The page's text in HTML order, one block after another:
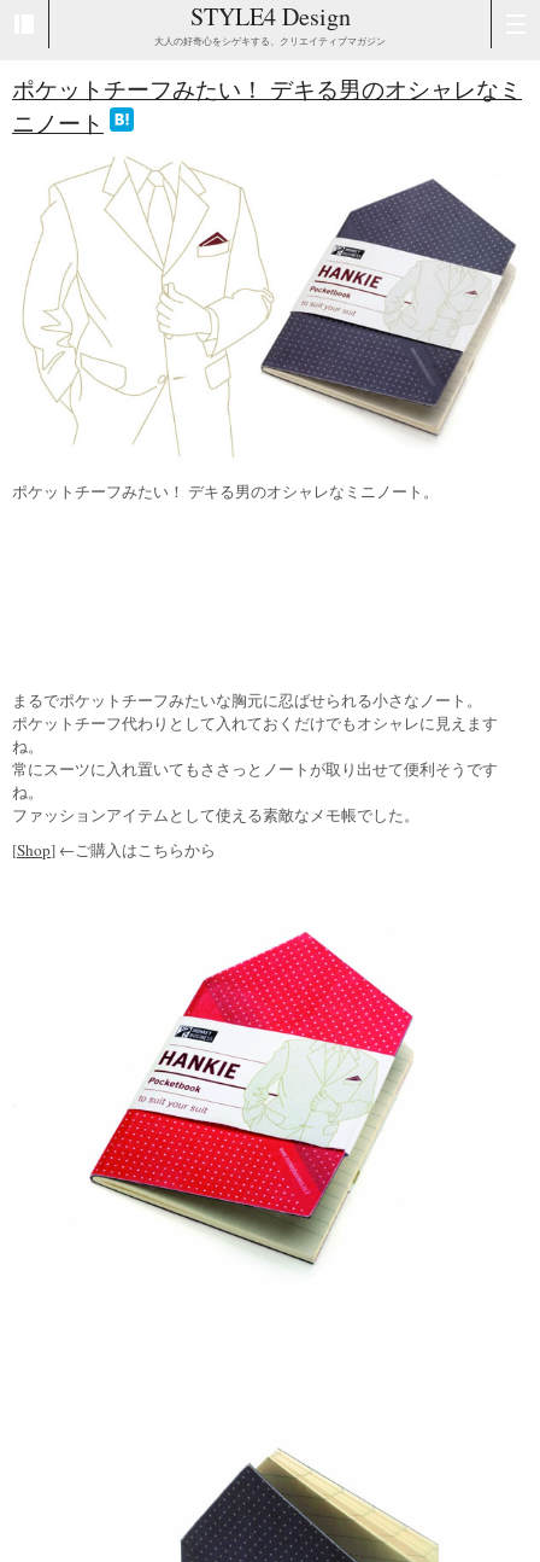
STYLE4 Design
大人の好奇心をシゲキする、クリエイティブマガジン
ポケットチーフみたい！ デキる男のオシャレなミ
ニノート
ポケットチーフみたい！ デキる男のオシャレなミニノート。
まるでポケットチーフみたいな胸元に忍ばせられる小さなノート。
ポケットチーフ代わりとして入れておくだけでもオシャレに見えます
ね。
常にスーツに入れ置いてもささっとノートが取り出せて便利そうです
ね。
ファッションアイテムとして使える素敵なメモ帳でした。
[Shop] ←ご購入はこちらから